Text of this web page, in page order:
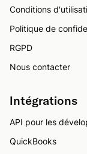
Conditions
Politique de
RGPD
Nous contacter
Intégrations
API pour les
QuickBooks